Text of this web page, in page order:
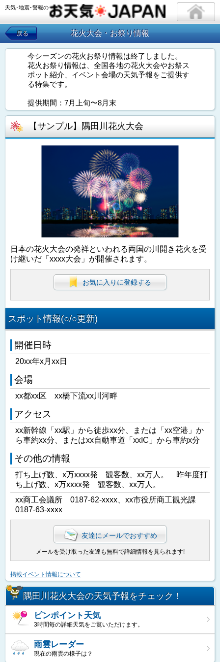
天気･地震･警報の
戻る 花火大会・お祭り情報
今シーズンの花火お祭り情報は終了しました。
花火お祭り情報は、全国各地の花火大会やお祭ス
ポット紹介、イベント会場の天気予報をご提供す
る特集です。
提供期間：7月上旬〜8月末
【サンプル】隅田川花火大会
日本の花火大会の発祥といわれる両国の川開き花火を受
け継いだ「xxxx大会」が開催されます。
お気に入りに登録する
スポット情報(○/○更新)
開催日時
20xx年x月xx日
会場
xx都xx区 xx橋下流xx川河畔
アクセス
xx新幹線「xx駅」から徒歩xx分、または「xx空港」か
ら車約xx分、またはxx自動車道「xxIC」から車約x分
その他の情報
打ち上げ数、x万xxxx発 観客数、xx万人。 昨年度打
ち上げ数、x万xxxx発 観客数、xx万人。
xx商工会議所 0187-62-xxxx、xx市役所商工観光課
0187-63-xxxx
友達にメールでおすすめ
メールを受け取った友達も無料で詳細情報を見られます!
掲載イベント情報について
隅田川花火大会の天気予報をチェック！
ピンポイント天気
3時間毎の詳細天気をご覧いただけます。
雨雲レーダー
現在の雨雲の様子は？